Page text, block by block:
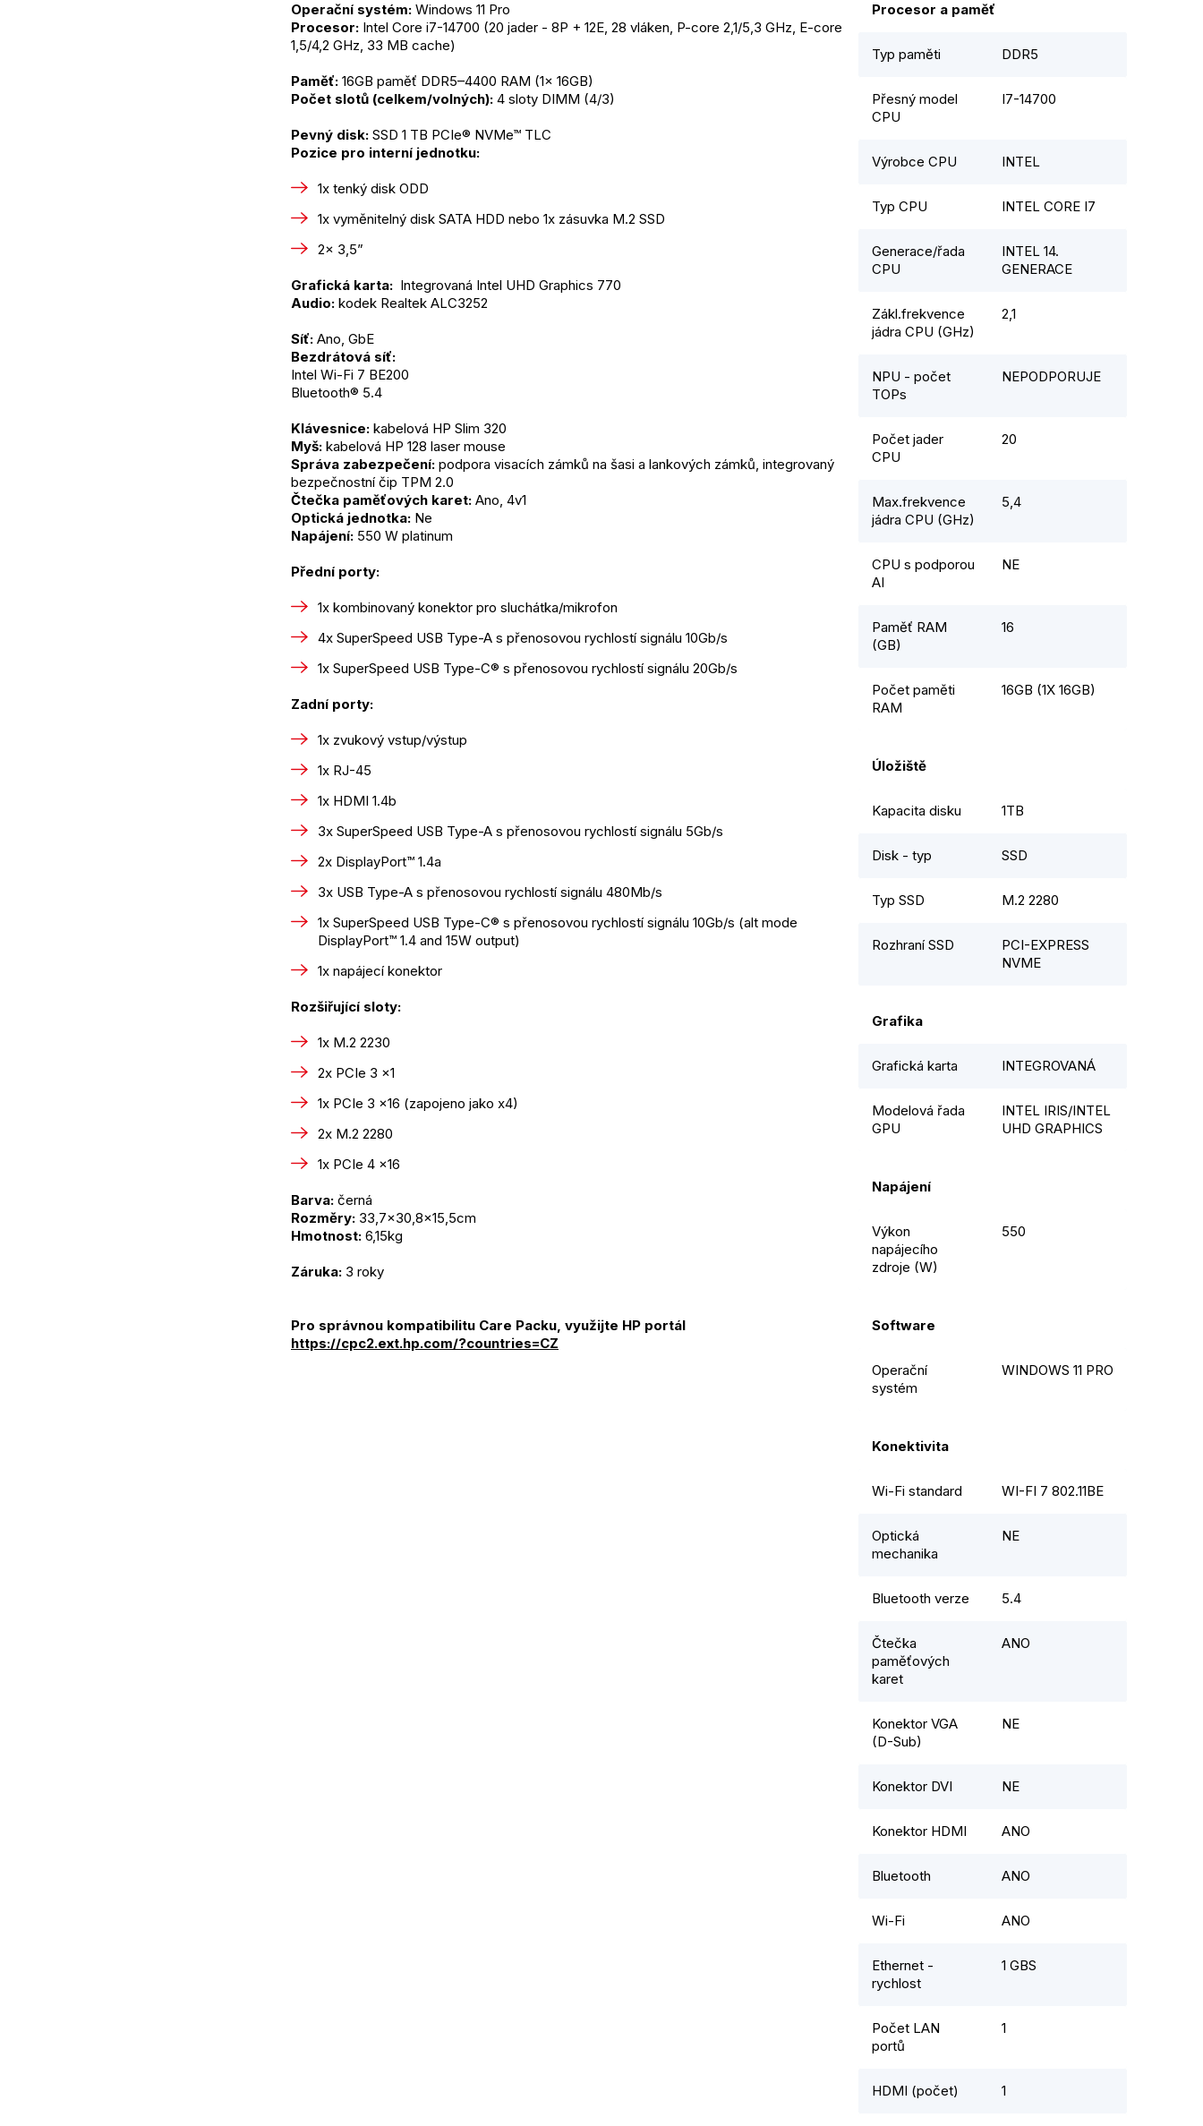
Operační systém: Windows 11 Pro
Procesor: Intel Core i7-14700 (20 jader - 8P + 12E, 28 vláken, P-core 2,1/5,3 GHz, E-core
1,5/4,2 GHz, 33 MB cache)
Paměť: 16GB paměť DDR5–4400 RAM (1x 16GB)
Počet slotů (celkem/volných): 4 sloty DIMM (4/3)
Pevný disk: SSD 1 TB PCIe® NVMe™ TLC
Pozice pro interní jednotku:
1x tenký disk ODD
1x vyměnitelný disk SATA HDD nebo 1x zásuvka M.2 SSD
2x 3,5”
Grafická karta: Integrovaná Intel UHD Graphics 770
Audio: kodek Realtek ALC3252
Síť: Ano, GbE
Bezdrátová síť:
Intel Wi-Fi 7 BE200
Bluetooth® 5.4
Klávesnice: kabelová HP Slim 320
Myš: kabelová HP 128 laser mouse
Správa zabezpečení: podpora visacích zámků na šasi a lankových zámků, integrovaný
bezpečnostní čip TPM 2.0
Čtečka paměťových karet: Ano, 4v1
Optická jednotka: Ne
Napájení: 550 W platinum
Přední porty:
1x kombinovaný konektor pro sluchátka/mikrofon
4x SuperSpeed USB Type-A s přenosovou rychlostí signálu 10Gb/s
1x SuperSpeed USB Type-C® s přenosovou rychlostí signálu 20Gb/s
Zadní porty:
1x zvukový vstup/výstup
1x RJ-45
1x HDMI 1.4b
3x SuperSpeed USB Type-A s přenosovou rychlostí signálu 5Gb/s
2x DisplayPort™ 1.4a
3x USB Type-A s přenosovou rychlostí signálu 480Mb/s
1x SuperSpeed USB Type-C® s přenosovou rychlostí signálu 10Gb/s (alt mode
DisplayPort™ 1.4 and 15W output)
1x napájecí konektor
Rozšiřující sloty:
1x M.2 2230
2x PCIe 3 x1
1x PCIe 3 x16 (zapojeno jako x4)
2x M.2 2280
1x PCIe 4 x16
Barva: černá
Rozměry: 33,7x30,8x15,5cm
Hmotnost: 6,15kg
Záruka: 3 roky
Pro správnou kompatibilitu Care Packu, využijte HP portál
https://cpc2.ext.hp.com/?countries=CZ
Procesor a paměť
Typ paměti DDR5
Přesný model
CPU
I7-14700
Výrobce CPU INTEL
Typ CPU INTEL CORE I7
Generace/řada
CPU
INTEL 14.
GENERACE
Zákl.frekvence
jádra CPU (GHz)
2,1
NPU - počet
TOPs
NEPODPORUJE
Počet jader
CPU
20
Max.frekvence
jádra CPU (GHz)
5,4
CPU s podporou
AI
NE
Paměť RAM
(GB)
16
Počet paměti
RAM
16GB (1X 16GB)
Úložiště
Kapacita disku 1TB
Disk - typ SSD
Typ SSD M.2 2280
Rozhraní SSD
PCI-EXPRESS
NVME
Grafika
Grafická karta INTEGROVANÁ
Modelová řada
GPU
INTEL IRIS/INTEL
UHD GRAPHICS
Napájení
Výkon
napájecího
zdroje (W)
550
Software
Operační
systém
WINDOWS 11 PRO
Konektivita
Wi-Fi standard WI-FI 7 802.11BE
Optická
mechanika
NE
Bluetooth verze 5.4
Čtečka
paměťových
karet
ANO
Konektor VGA
(D-Sub)
NE
Konektor DVI NE
Konektor HDMI ANO
Bluetooth ANO
Wi-Fi ANO
Ethernet -
rychlost
1 GBS
Počet LAN
portů
1
HDMI (počet) 1